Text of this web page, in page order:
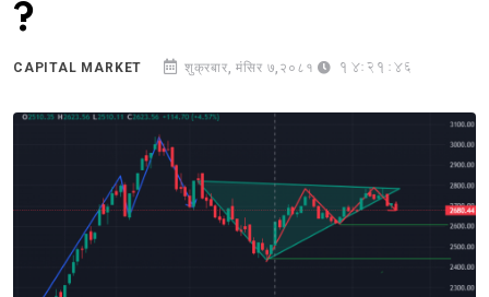
?
CAPITAL MARKET शुक्रबार, मंसिर ७,२०८१ 14:21:46